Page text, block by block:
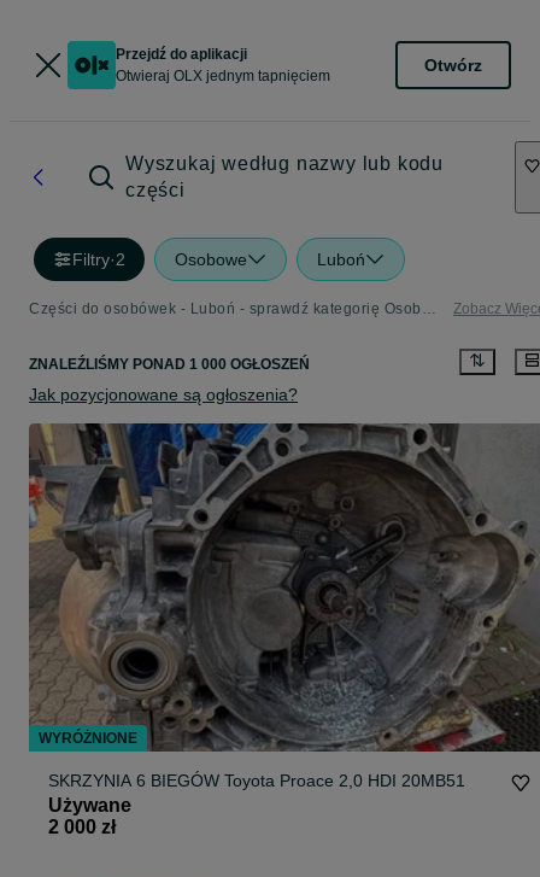
Przejdź do aplikacji
Otwieraj OLX jednym tapnięciem
Otwórz
Wyszukaj według nazwy lub kodu
części
Filtry·2 Osobowe Luboń
Części do osobówek - Luboń - sprawdź kategorię Osobowe Zobacz
ZNALEŹLIŚMY PONAD 1 000 OGŁOSZEŃ
Jak pozycjonowane są ogłoszenia?
SKRZYNIA 6 BIEGÓW Toyota Proace 2,0 HDI 20MB51
Używane
2 000 zł
WYRÓŻNIONE